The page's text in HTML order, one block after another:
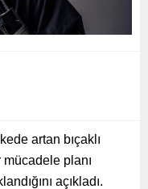
artan bıçaklı
mücadele planı
açıkladı.